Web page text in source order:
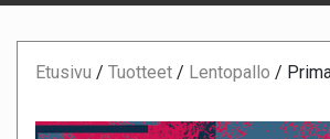
Etusivu / Tuotteet / Lentopallo /